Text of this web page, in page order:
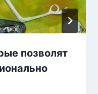
позволят